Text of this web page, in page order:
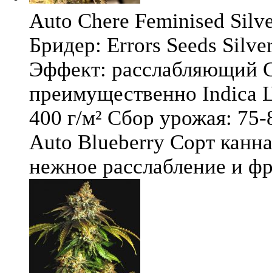
Auto Chere Feminised
Бридер: Errors Seeds
Эффект: расслабляющий
преимущественно Indica
400 г/м² Сбор урожая:
Auto Blueberry Сорт
нежное расслабление и